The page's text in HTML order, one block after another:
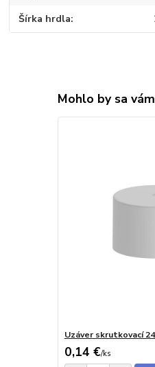
Šírka hrdla
Mohlo by sa
Uzáver skrutkovací
0,14 €/ks